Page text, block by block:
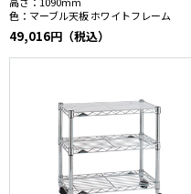
色： マーブル天板 ホワイトフレーム
49,016円（税込）